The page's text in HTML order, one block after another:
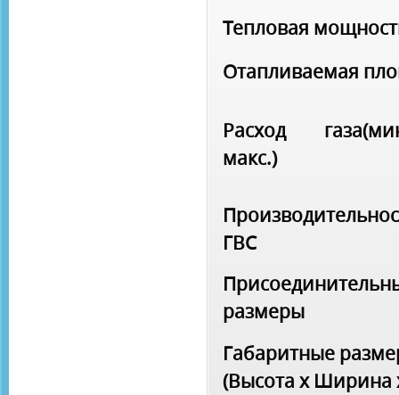
Тепловая
Отапливаемая
Расход
макс.)
ГВС
размеры
Габаритные
(Высота x Ширина